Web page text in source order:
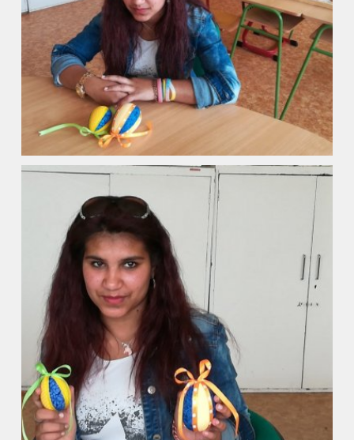
Úřední deska
Naše škola
Základní škola
ZŠ speciální
ZŠ a MŠ při nemocnici
Školní družina
Fotogalerie
Kalendář akcí
Aktuality
Kontakty
Vyhledávání na webu